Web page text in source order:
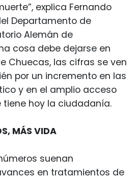
explica Fernando
Departamento de
Alemán de
cosa debe dejarse en
Chuecas, las cifras se ven
por un incremento en las
y en el amplio acceso
hoy la ciudadanía.
MÁS VIDA
suenan
en tratamientos de